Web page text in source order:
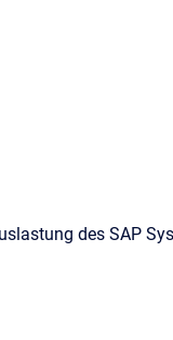
des SAP